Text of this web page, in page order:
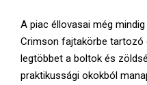
U
A piac éllovasai még
Crimson fajtakörbe tartozó
legtöbbet a boltok és
praktikussági okokból